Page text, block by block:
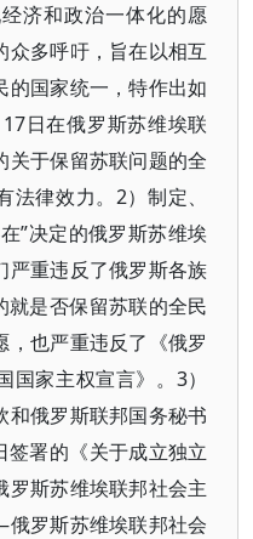
济和政治一体化的愿
众多呼吁，旨在以相互
的国家统一，特作出如
日在俄罗斯苏维埃联
关于保留苏联问题的全
律效力。2）制定、
”决定的俄罗斯苏维埃
严重违反了俄罗斯各族
就是否保留苏联的全民
也严重违反了《俄罗
家主权宣言》。3）
和俄罗斯联邦国务秘书
署的《关于成立独立
罗斯苏维埃联邦社会主
罗斯苏维埃联邦社会